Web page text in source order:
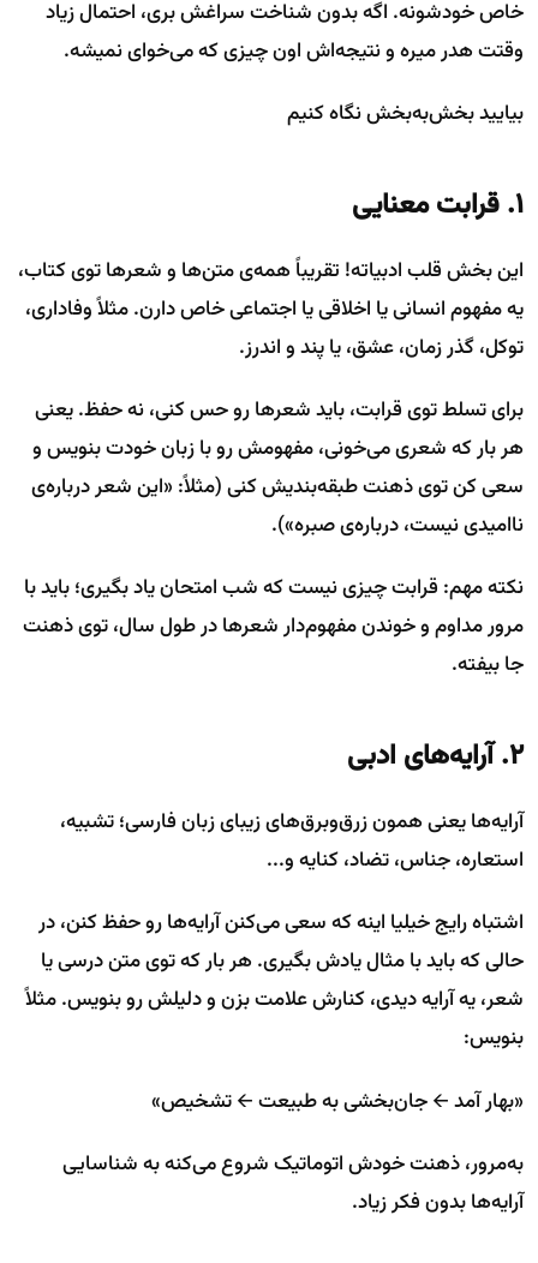
خاص خودشونه. اگه بدون شناخت سراغش بری، احتمال زیاد
وقتت هدر میره و نتیجه‌اش اون چیزی که می‌خوای نمیشه.
بیایید بخش‌به‌بخش نگاه کنیم
۱. قرابت معنایی
این بخش قلب ادبیاته! تقریباً همه‌ی متن‌ها و شعرها توی کتاب،
یه مفهوم انسانی یا اخلاقی یا اجتماعی خاص دارن. مثلاً وفاداری،
توکل، گذر زمان، عشق، یا پند و اندرز.
برای تسلط توی قرابت، باید شعرها رو حس کنی، نه حفظ. یعنی
هر بار که شعری می‌خونی، مفهومش رو با زبان خودت بنویس و
سعی کن توی ذهنت طبقه‌بندیش کنی (مثلاً: «این شعر درباره‌ی
ناامیدی نیست، درباره‌ی صبره»).
نکته مهم: قرابت چیزی نیست که شب امتحان یاد بگیری؛ باید با
مرور مداوم و خوندن مفهوم‌دار شعرها در طول سال، توی ذهنت
جا بیفته.
۲. آرایه‌های ادبی
آرایه‌ها یعنی همون زرق‌وبرق‌های زیبای زبان فارسی؛ تشبیه،
استعاره، جناس، تضاد، کنایه و...
اشتباه رایج خیلیا اینه که سعی می‌کنن آرایه‌ها رو حفظ کنن، در
حالی که باید با مثال یادش بگیری. هر بار که توی متن درسی یا
شعر، یه آرایه دیدی، کنارش علامت بزن و دلیلش رو بنویس. مثلاً
بنویس:
«بهار آمد 🡨 جان‌بخشی به طبیعت 🡨 تشخیص»
به‌مرور، ذهنت خودش اتوماتیک شروع می‌کنه به شناسایی
آرایه‌ها بدون فکر زیاد.